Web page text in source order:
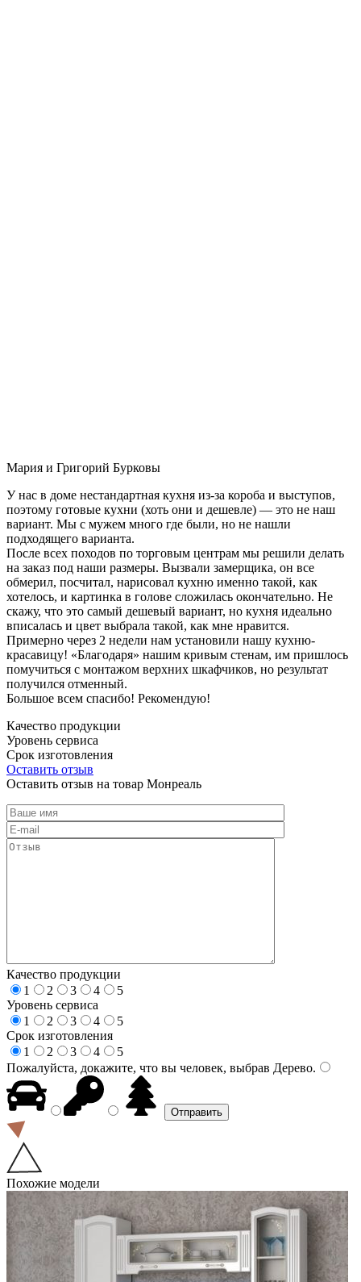
Мария и Григорий Бурковы
У нас в доме нестандартная кухня из-за короба и выступов,
поэтому готовые кухни (хоть они и дешевле) — это не наш
вариант. Мы с мужем много где были, но не нашли
подходящего варианта.
После всех походов по торговым центрам мы решили делать
на заказ под наши размеры. Вызвали замерщика, он все
обмерил, посчитал, нарисовал кухню именно такой, как
хотелось, и картинка в голове сложилась окончательно. Не
скажу, что это самый дешевый вариант, но кухня идеально
вписалась и цвет выбрала такой, как мне нравится.
Примерно через 2 недели нам установили нашу кухню-
красавицу! «Благодаря» нашим кривым стенам, им пришлось
помучиться с монтажом верхних шкафчиков, но результат
получился отменный.
Большое всем спасибо! Рекомендую!
Качество продукции
Уровень сервиса
Срок изготовления
Оставить отзыв
Оставить отзыв на товар Монреаль
Качество продукции
1
2 3 4
5
Уровень сервиса
1
2 3 4
5
Срок изготовления
1
2 3 4
5
Пожалуйста, докажите, что вы человек, выбрав Дерево.
Похожие модели